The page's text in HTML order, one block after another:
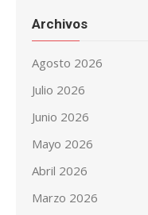
Archivos
Agosto 2026
Julio 2026
Junio 2026
Mayo 2026
Abril 2026
Marzo 2026